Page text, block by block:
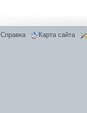
Справка Карта сайта